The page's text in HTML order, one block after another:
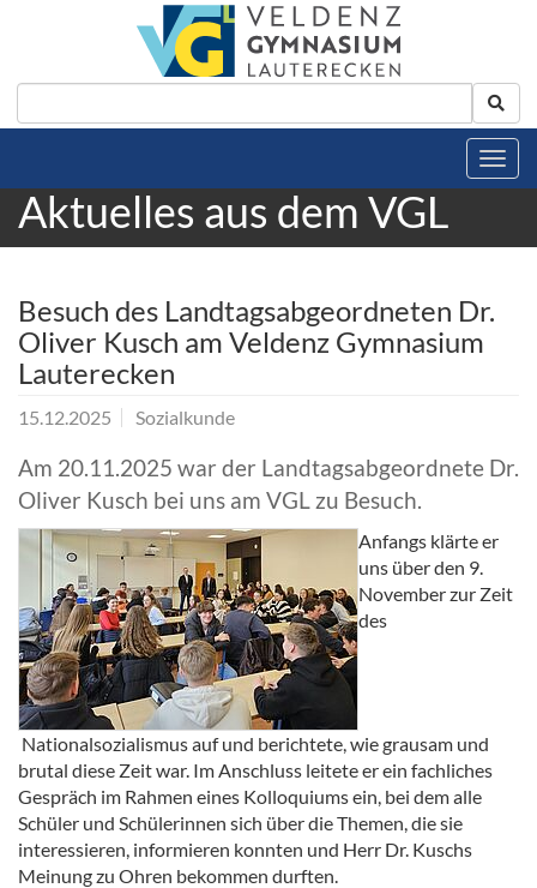
Aktuelles aus dem VGL
Besuch des Landtagsabgeordneten Dr.
Oliver Kusch am Veldenz Gymnasium
Lauterecken
15.12.2025 Sozialkunde
Am 20.11.2025 war der Landtagsabgeordnete Dr.
Oliver Kusch bei uns am VGL zu Besuch.
Anfangs klärte er
uns über den 9.
November zur Zeit
des
Nationalsozialismus auf und berichtete, wie grausam und
brutal diese Zeit war. Im Anschluss leitete er ein fachliches
Gespräch im Rahmen eines Kolloquiums ein, bei dem alle
Schüler und Schülerinnen sich über die Themen, die sie
interessieren, informieren konnten und Herr Dr. Kuschs
Meinung zu Ohren bekommen durften.